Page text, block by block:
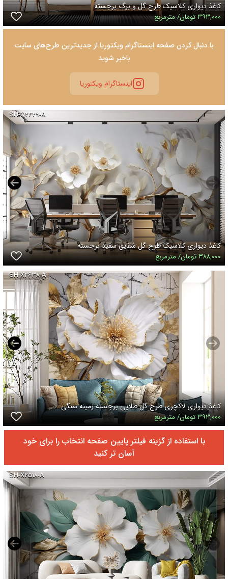
کاغذ دیواری کلاسیک طرح گل و برگ برجسته
۳۹۳,۰۰۰ تومان/ مترمربع
با دنبال کردن صفحه اینستاگرام ویکتوریا از جدیدترین طرح‌های سایت
باخبر شوید
اینستاگرام ویکتوریا
SH-Q۲۴۲۹-A
کاغذ دیواری کلاسیک طرح گل شقایق سفید برجسته
۳۸۸,۰۰۰ تومان/ مترمربع
SH-X۲۶۳۸-A
کاغذ دیواری لاکچری طرح گل طلایی برجسته زمینه سنگی
۳۹۳,۰۰۰ تومان/ مترمربع
با استفاده از گزینه فیلتر پایین صفحه انتخاب را برای خود
آسان تر کنید
SH-X۲۵۱۸-A